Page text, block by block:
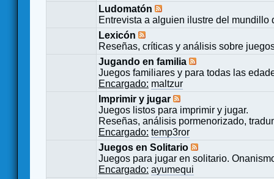
Ludomatón
Entrevista a alguien ilustre del mundillo
Lexicón
Reseñas, críticas y análisis sobre
Jugando en familia
Juegos familiares y para todas las
Encargado: maltzur
Imprimir y jugar
Juegos listos para imprimir y jugar.
Reseñas, análisis pormenorizado,
Encargado: temp3ror
Juegos en Solitario
Juegos para jugar en solitario.
Encargado: ayumequi